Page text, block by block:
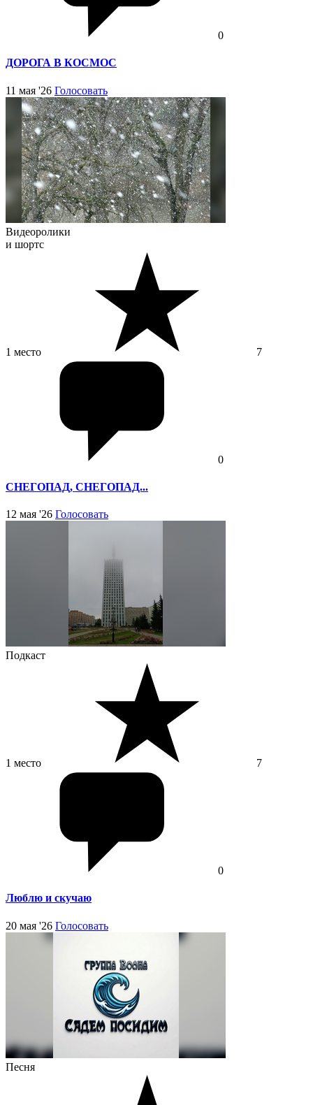
0
ДОРОГА В КОСМОС
11 мая '26 Голосовать
Видеоролики
и шортс
1 место 7
0
СНЕГОПАД, СНЕГОПАД...
12 мая '26 Голосовать
Подкаст
1 место 7
0
Люблю и скучаю
20 мая '26 Голосовать
Песня